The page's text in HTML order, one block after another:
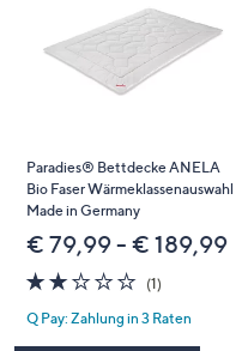
Paradies® Bettdecke ANELA
Bio Faser Wärmeklassenauswahl
Made in Germany
€ 79,99 - € 189,99
2.0
von
5
(1)1
Q Pay: Zahlung in 3 Raten